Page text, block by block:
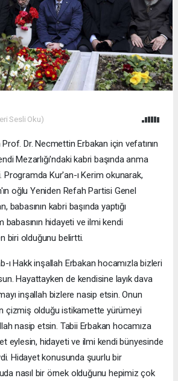
Sesli Oku)
Dr. Necmettin Erbakan için vefatının
Mezarlığı'ndaki kabri başında anma
Programda Kur'an-ı Kerim okunarak,
oğlu Yeniden Refah Partisi Genel
babasının kabri başında yaptığı
hidayeti ve ilmi kendi
biri olduğunu belirtti.
ı Hakk inşallah Erbakan hocamızla bizleri
Hayattayken de kendisine layık dava
inşallah bizlere nasip etsin. Onun
çizmiş olduğu istikamette yürümeyi
nasip etsin. Tabii Erbakan hocamıza
eylesin, hidayeti ve ilmi kendi bünyesinde
Hidayet konusunda şuurlu bir
nasıl bir örnek olduğunu hepimiz çok